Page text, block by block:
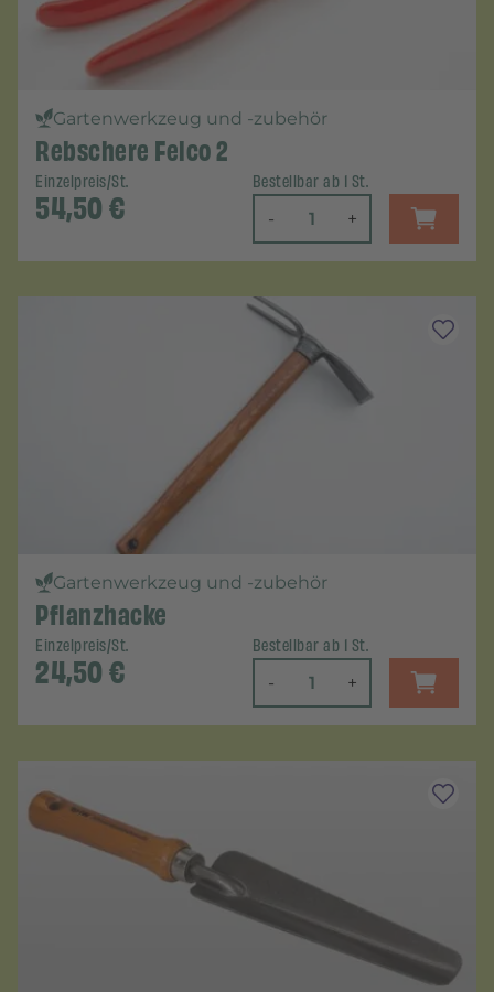
Gartenwerkzeug und -zubehör
Rebschere Felco 2
Einzelpreis/St.
54,50€
Bestellbar ab 1 St.
- +
Gartenwerkzeug und -zubehör
Pflanzhacke
Einzelpreis/St.
24,50€
Bestellbar ab 1 St.
- +